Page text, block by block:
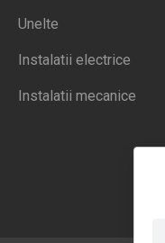
Unelte
Instalatii electrice
Instalatii mecanice